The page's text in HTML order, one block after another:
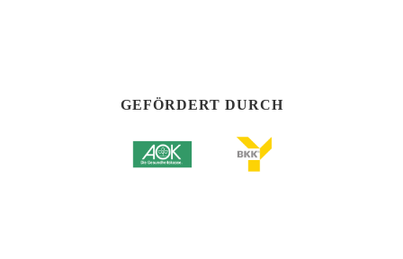
GEFÖRDERT DURCH